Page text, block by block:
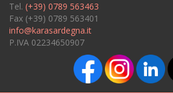
Tel. (+39) 0789 563463
Fax (+39) 0789 563401
info@karasardegna.it
P.IVA 02234650907